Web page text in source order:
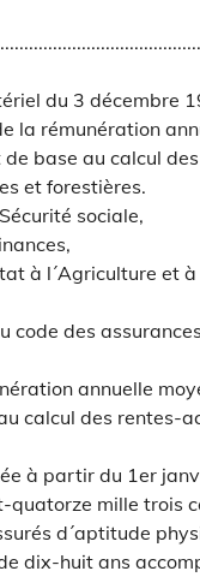
du 3 décembre
la rémunération
base au calcul
et forestières.
sociale,
à l´Agriculture et
code des
annuelle
calcul des rentes-
à partir du 1er
mille trois
d´aptitude
dix-huit ans